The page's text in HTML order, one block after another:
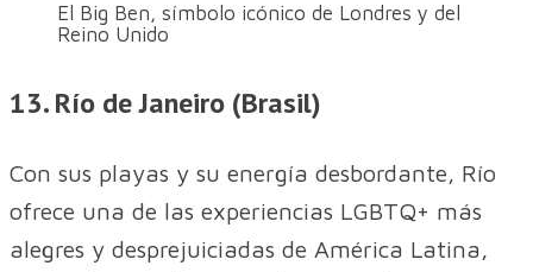
El Big Ben, símbolo icónico de Londres y del
Reino Unido
13. Río de Janeiro (Brasil)
Con sus playas y su energía desbordante, Río
ofrece una de las experiencias LGBTQ+ más
alegres y desprejuiciadas de América Latina,